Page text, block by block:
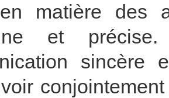
matière des
et